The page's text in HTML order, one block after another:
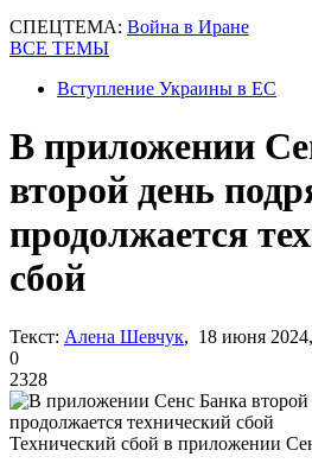
СПЕЦТЕМА: Война в Иране
ВСЕ ТЕМЫ
Вступление Украины в ЕС
В приложении
второй день
продолжается
сбой
Текст: Алена Шевчук, 18 июня
0
2328
Технический сбой в приложении